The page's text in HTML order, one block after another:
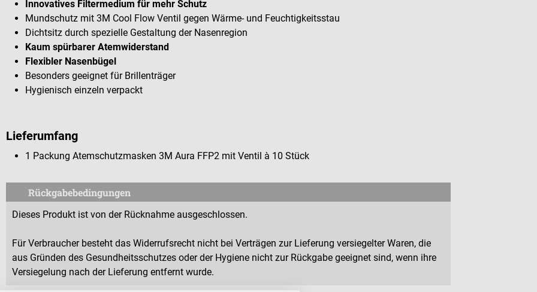
Innovatives Filtermedium für mehr Schutz
Mundschutz mit 3M Cool Flow Ventil gegen Wärme- und Feuchtigkeitsstau
Dichtsitz durch spezielle Gestaltung der Nasenregion
Kaum spürbarer Atemwiderstand
Flexibler Nasenbügel
Besonders geeignet für Brillenträger
Hygienisch einzeln verpackt
Lieferumfang
1 Packung Atemschutzmasken 3M Aura FFP2 mit Ventil à 10 Stück
Rückgabebedingungen
Dieses Produkt ist von der Rücknahme ausgeschlossen.
Für Verbraucher besteht das Widerrufsrecht nicht bei Verträgen zur Lieferung versiegelter Waren, die
aus Gründen des Gesundheitsschutzes oder der Hygiene nicht zur Rückgabe geeignet sind, wenn ihre
Versiegelung nach der Lieferung entfernt wurde.